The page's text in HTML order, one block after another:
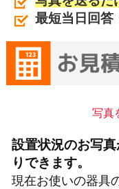
最短当日回答
写真
設置状況のお写
りできます。
現在お使いの器具